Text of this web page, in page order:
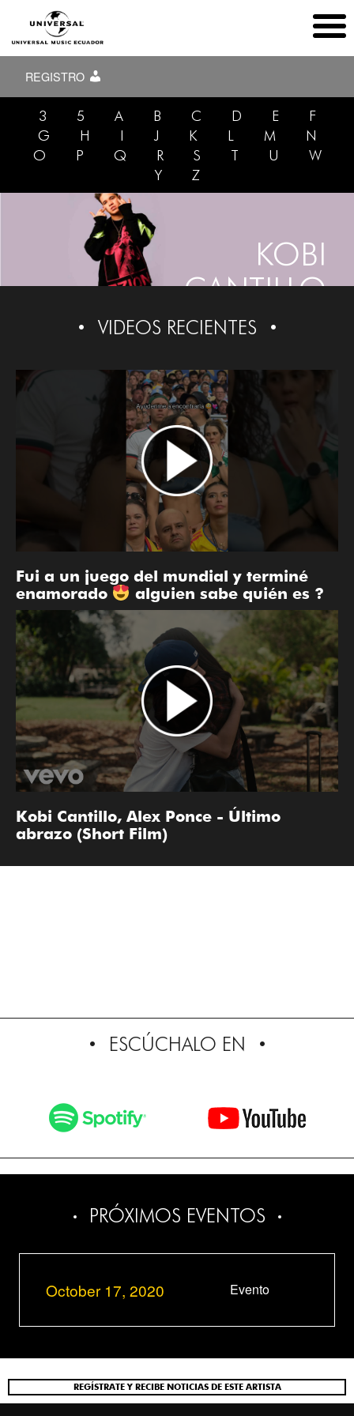
REGISTRO
3 5 A B C D E
F
G
H I J K L M
N
O
P Q R S T U
W
Y
Z
KOBI
CANTILLO
VIDEOS RECIENTES
Fui a un juego del mundial y terminé
enamorado
alguien sabe quién es ?
Kobi Cantillo, Alex Ponce - Último
abrazo (Short Film)
ESCÚCHALO EN
PRÓXIMOS EVENTOS
October 17, 2020 Evento
REGÍSTRATE Y RECIBE NOTICIAS DE ESTE ARTISTA